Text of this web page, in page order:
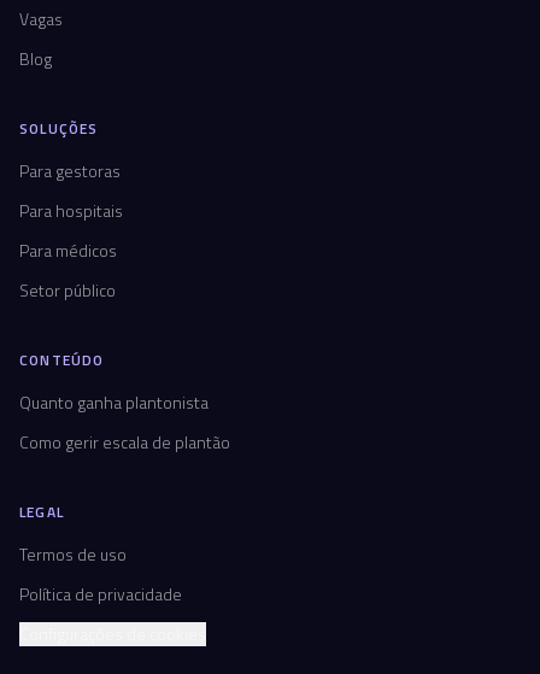
Vagas
Blog
SOLUÇÕES
Para gestoras
Para hospitais
Para médicos
Setor público
CONTEÚDO
Quanto ganha plantonista
Como gerir escala de plantão
LEGAL
Termos de uso
Política de privacidade